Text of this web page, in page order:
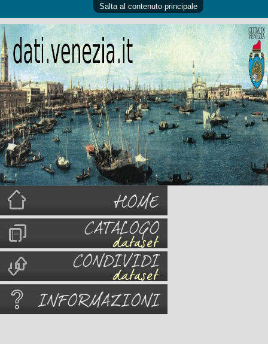
Salta al contenuto principale